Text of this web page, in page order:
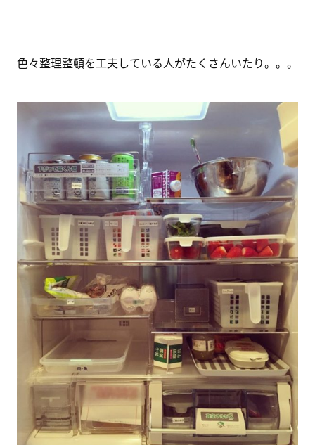
色々整理整頓を工夫している人がたくさんいたり。。。